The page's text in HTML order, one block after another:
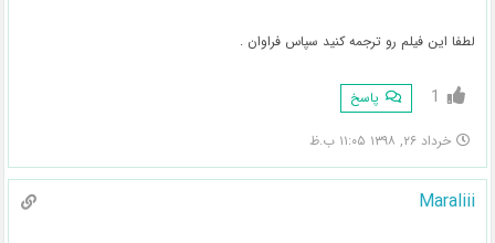
لطفا این فیلم رو ترجمه کنید سپاس فراوان .
1 پاسخ
خرداد ۲۶, ۱۳۹۸ ۱۱:۰۵ ب.ظ
Maraliii